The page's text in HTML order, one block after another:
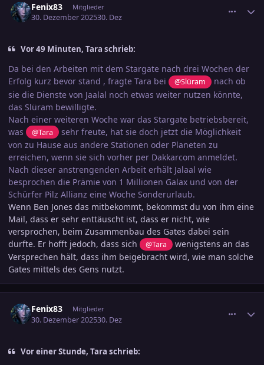
Fenix83 Mitglieder
30. Dezember 202530. Dez
Vor 49 Minuten, Tara schrieb:
Da bei den Arbeiten mit dem Stargate nach drei Wochen der
Erfolg kurz bevor stand , fragte Tara bei
@Slüram
nach ob
sie die Dienste von Jaalal noch etwas weiter nutzen könnte,
das Slüram bewilligte.
Nach einer weiteren Woche war das Stargate betriebsbereit,
was
@Tara
sehr freute, hat sie doch jetzt die Möglichkeit
von zu Hause aus andere Stationen oder Planeten zu
erreichen, wenn sie sich vorher per Dakkarcom anmeldet.
Nach dieser anstrengenden Arbeit erhält Jalaal wie
besprochen die Prämie von 1 Millionen Galax und von der
Schürfer Pilz Allianz eine Woche Sonderurlaub.
Wenn Ben Jones das mitbekommt, bekommst du von ihm eine
Mail, dass er sehr enttäuscht ist, dass er nicht, wie
versprochen, beim Zusammenbau des Gates dabei sein
durfte. Er hofft jedoch, dass sich
@Tara
wenigstens an das
Versprechen hält, dass ihm beigebracht wird, wie man solche
Gates mittels des Gens nutzt.
Fenix83 Mitglieder
30. Dezember 202530. Dez
Vor einer Stunde, Tara schrieb: